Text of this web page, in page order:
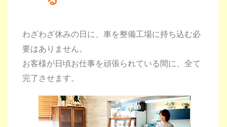
わざわざ休みの日に、車を整備工場に持ち込む必
要はありません。
お客様が日頃お仕事を頑張られている間に、全て
完了させます。